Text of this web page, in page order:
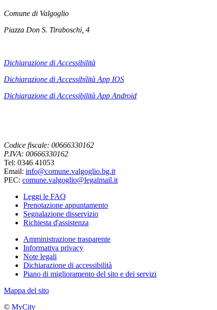
Comune di Valgoglio
Piazza Don S. Tiraboschi, 4
Dichiarazione di Accessibilità
Dichiarazione di Accessibilità App IOS
Dichiarazione di Accessibilità App Android
Codice fiscale: 00666330162
P.IVA: 00666330162
Tel: 0346 41053
Email: info@comune.valgoglio.bg.it
PEC: comune.valgoglio@legalmail.it
Leggi le FAQ
Prenotazione appuntamento
Segnalazione disservizio
Richiesta d'assistenza
Amministrazione trasparente
Informativa privacy
Note legali
Dichiarazione di accessibilità
Piano di miglioramento del sito e dei servizi
Mappa del sito
© MyCity